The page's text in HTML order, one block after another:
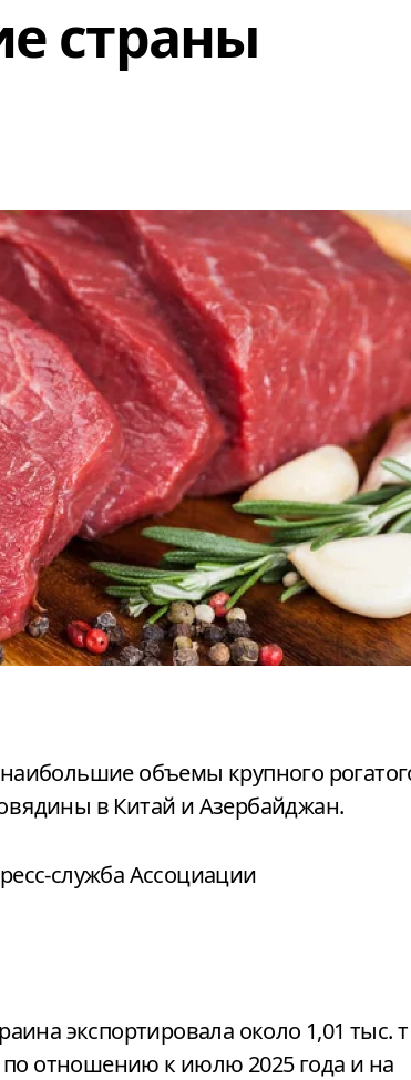
страны
в Китай и Азербайджан.
служба Ассоциации
экспортировала около 1,01 тыс. т
отношению к июлю 2025 года и на